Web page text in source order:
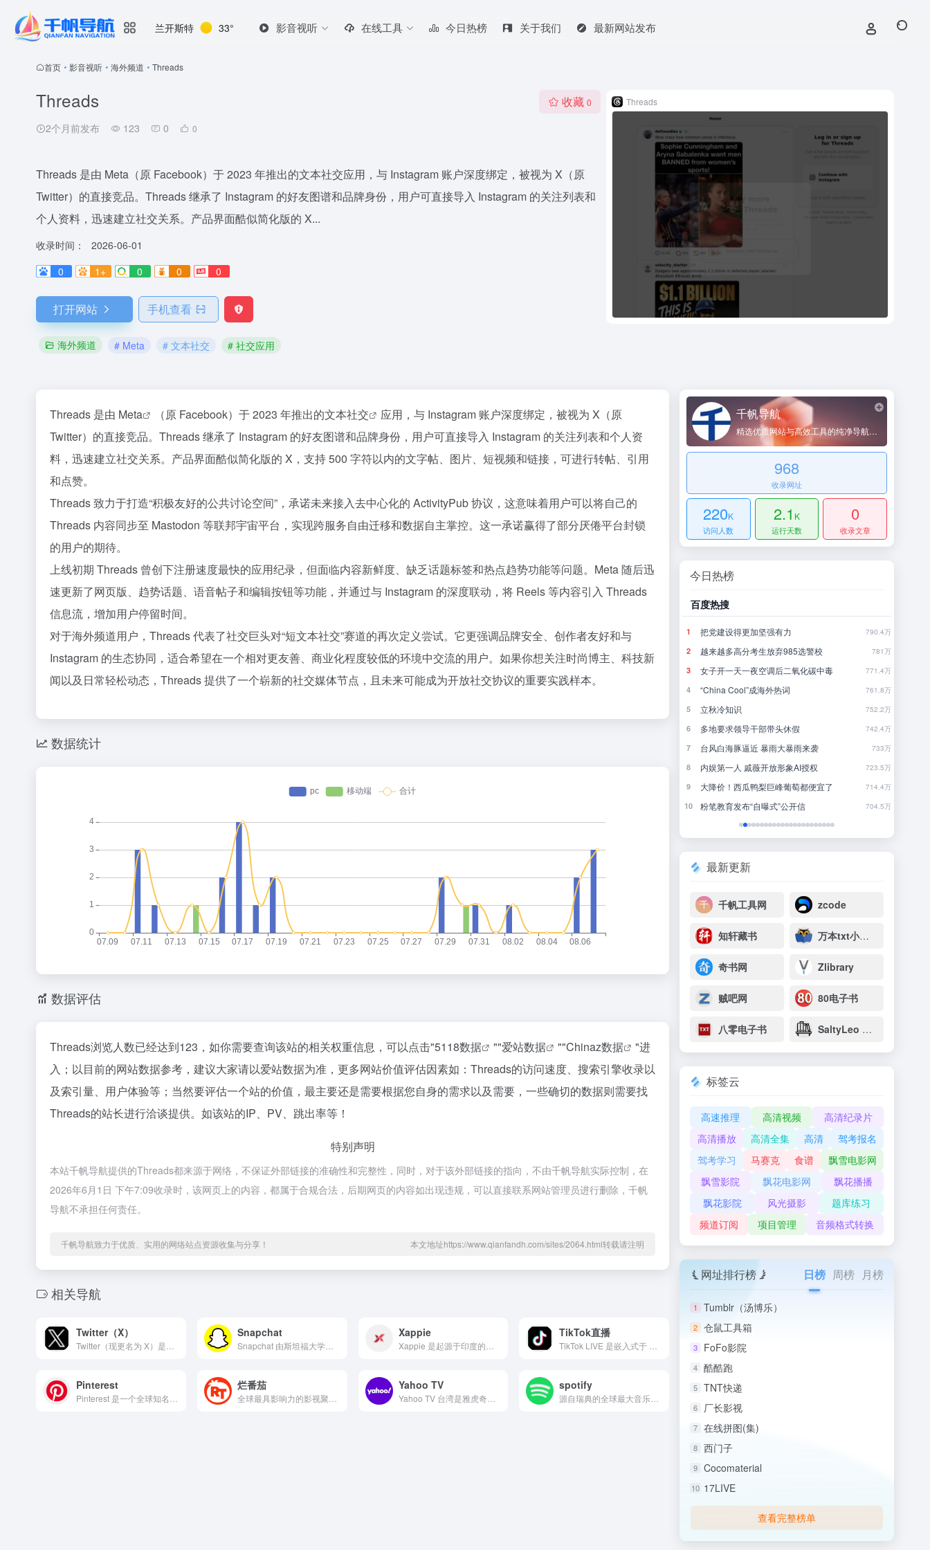
兰开斯特 33° 影音视听 在线工具 今日热榜 关于我们 最新网站发布
首页 • 影音视听 • 海外频道 • Threads
Threads
2个月前发布 123 0 0
收藏 0
Threads 是由 Meta（原 Facebook）于 2023 年推出的文本社交应用，与 Instagram 账户深度绑定，被视为 X（原
Twitter）的直接竞品。Threads 继承了 Instagram 的好友图谱和品牌身份，用户可直接导入 Instagram 的关注列表和
个人资料，迅速建立社交关系。产品界面酷似简化版的 X...
收录时间：
2026-06-01
0
1+ 0 0 0
打开网站 手机查看
海外频道 # Meta # 文本社交 # 社交应用
Threads
Threads 是由 Meta （原 Facebook）于 2023 年推出的文本社交
应用，与 Instagram 账户深度绑定，被视为 X（原
Twitter）的直接竞品。Threads 继承了 Instagram 的好友图谱和品牌身份，用户可直接导入 Instagram 的关注列表和个人资
料，迅速建立社交关系。产品界面酷似简化版的 X，支持 500 字符以内的文字帖、图片、短视频和链接，可进行转帖、引用
和点赞。
Threads 致力于打造“积极友好的公共讨论空间”，承诺未来接入去中心化的 ActivityPub 协议，这意味着用户可以将自己的
Threads 内容同步至 Mastodon 等联邦宇宙平台，实现跨服务自由迁移和数据自主掌控。这一承诺赢得了部分厌倦平台封锁
的用户的期待。
上线初期 Threads 曾创下注册速度最快的应用纪录，但面临内容新鲜度、缺乏话题标签和热点趋势功能等问题。Meta 随后迅
速更新了网页版、趋势话题、语音帖子和编辑按钮等功能，并通过与 Instagram 的深度联动，将 Reels 等内容引入 Threads
信息流，增加用户停留时间。
对于海外频道用户，Threads 代表了社交巨头对“短文本社交”赛道的再次定义尝试。它更强调品牌安全、创作者友好和与
Instagram 的生态协同，适合希望在一个相对更友善、商业化程度较低的环境中交流的用户。如果你想关注时尚博主、科技新
闻以及日常轻松动态，Threads 提供了一个崭新的社交媒体节点，且未来可能成为开放社交协议的重要实践样本。
数据统计
数据评估
Threads浏览人数已经达到123，如你需要查询该站的相关权重信息，可以点击"5118数据 ""爱站数据 ""Chinaz数据
"进
入；以目前的网站数据参考，建议大家请以爱站数据为准，更多网站价值评估因素如：Threads的访问速度、搜索引擎收录以
及索引量、用户体验等；当然要评估一个站的价值，最主要还是需要根据您自身的需求以及需要，一些确切的数据则需要找
Threads的站长进行洽谈提供。如该站的IP、PV、跳出率等！
特别声明
本站千帆导航提供的Threads都来源于网络，不保证外部链接的准确性和完整性，同时，对于该外部链接的指向，不由千帆导航实际控制，在
2026年6月1日 下午7:09收录时，该网页上的内容，都属于合规合法，后期网页的内容如出现违规，可以直接联系网站管理员进行删除，千帆
导航不承担任何责任。
千帆导航致力于优质、实用的网络站点资源收集与分享！ 本文地址https://www.qianfandh.com/sites/2064.html转载请注明
相关导航
Twitter（X） Snapchat
Snapchat 由斯坦福大学学生于 2011 年推出，以...
Xappie TikTok直播
Pinterest 烂番茄 Yahoo TV
Yahoo TV 台湾是雅虎奇摩为台湾用户量身打造的网络电视...
spotify
千帆导航
精选优质网站与高效工具的纯净导航平台
968
收录网址
220K
访问人数
2.1 K
运行天数
0
收录文章
今日热榜
1
2 8点1氪丨DeepSeek宣布大幅涨价；贾国龙再创业，开店“天边羊多”；河南试行周五下午弹性离岗
星巴克卖身、库迪踩刹车，只有瑞幸不敢停
百度热搜
1 把党建设得更加坚强有力 790.4万
2 越来越多高分考生放弃985选警校 781万
3 女子开一天一夜空调后二氧化碳中毒 771.4万
4 “China Cool”成海外热词 761.8万
5 立秋冷知识 752.2万
6 多地要求领导干部带头休假 742.4万
7 台风白海豚逼近 暴雨大暴雨来袭 733万
8 内娱第一人 戚薇开放形象AI授权 723.5万
9 大降价！西瓜鸭梨巨峰葡萄都便宜了 714.4万
10 粉笔教育发布“自曝式”公开信 704.5万
最新更新
千帆工具网 zcode
知轩藏书 万本txt小说下载网
奇书网 Zlibrary
贼吧网 80电子书
八零电子书 SaltyLeo 的书架
标签云
高速推理 高清视频
高清纪录片
高清播放
高清全集 高清
驾考报名
驾考学习
马赛克 食谱
飘雪电影网
飘雪影院
飘花电影网
飘花播播
飘花影院
风光摄影
题库练习
频道订阅
项目管理 音频格式转换
网址排行榜 日榜 周榜 月榜
1 Tumblr（汤博乐）
2 仓鼠工具箱
3 FoFo影院
4 酷酷跑
5 TNT快递
6 厂长影视
7 在线拼图(集)
8 西门子
9 Cocomaterial
10 17LIVE
查看完整榜单